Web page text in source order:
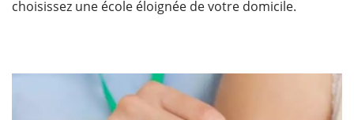
choisissez une école éloignée de votre domicile.